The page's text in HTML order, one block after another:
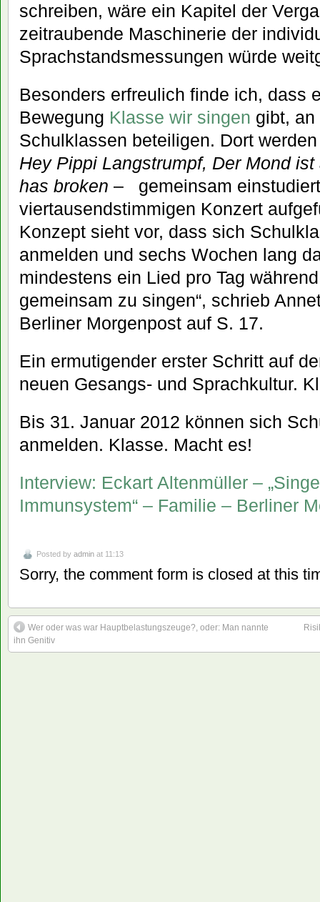
schreiben, wäre ein Kapitel der
zeitraubende Maschinerie der
Sprachstandsmessungen würde
Besonders erfreulich finde ich, dass
Bewegung Klasse wir singen gibt,
Schulklassen beteiligen. Dort
Hey Pippi Langstrumpf, Der Mond
has broken – gemeinsam
viertausendstimmigen Konzert
Konzept sieht vor, dass sich
anmelden und sechs Wochen lang
mindestens ein Lied pro Tag
gemeinsam zu singen“, schrieb
Berliner Morgenpost auf S. 17.
Ein ermutigender erster Schritt auf
neuen Gesangs- und Sprachkultur.
Bis 31. Januar 2012 können sich
anmelden. Klasse. Macht es!
Interview: Eckart Altenmüller –
Immunsystem“ – Familie – Berliner
Posted by admin at 11:13
Sorry, the comment form is closed at this
Wer oder was war Hauptbelastungszeuge?, oder: Man nannte
ihn Genitiv